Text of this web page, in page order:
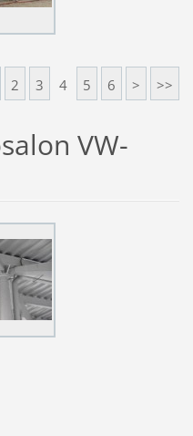
2 3 4 5 6 > >>
VW-